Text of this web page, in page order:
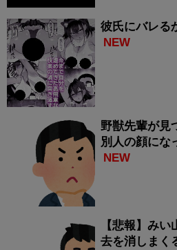
彼氏にバレる
NEW
野獣先輩が見
別人の顔に
NEW
【悲報】み
去を消しまく